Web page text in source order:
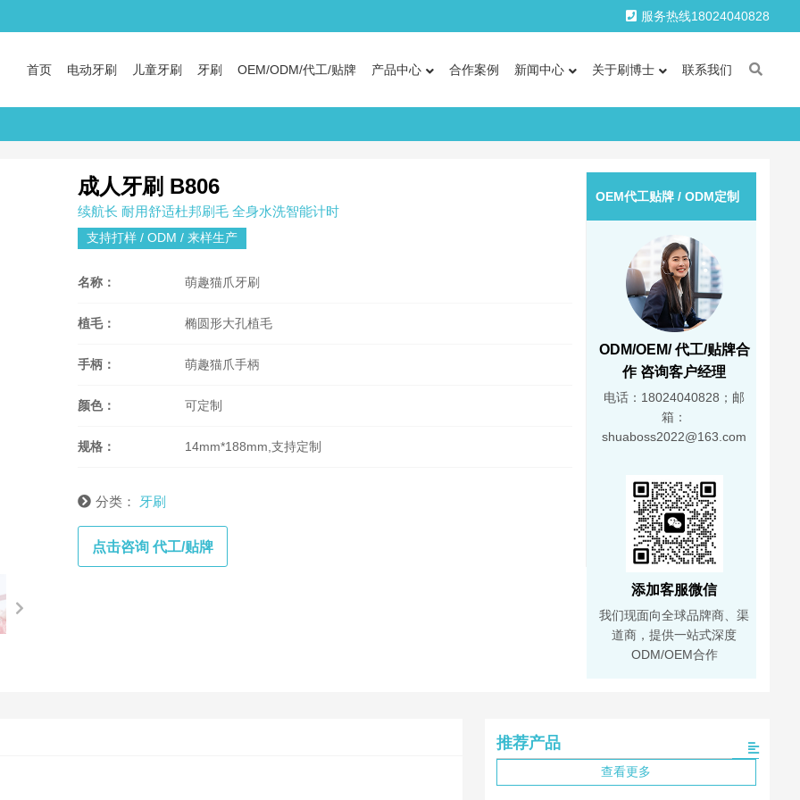
服务热线18024040828
首页 电动牙刷 儿童牙刷 牙刷 OEM/ODM/代工/贴牌 产品中心 合作案例 新闻中心 关于刷博士 联系我们
成人牙刷 B806
续航长 耐用舒适杜邦刷毛 全身水洗智能计时
支持打样 / ODM / 来样生产
名称： 萌趣猫爪牙刷
植毛： 椭圆形大孔植毛
手柄： 萌趣猫爪手柄
颜色： 可定制
规格： 14mm*188mm,支持定制
分类： 牙刷
点击咨询 代工/贴牌
OEM代工贴牌 / ODM定制
ODM/OEM/ 代工/贴牌合
作 咨询客户经理
电话：18024040828；邮
箱：
shuaboss2022@163.com
添加客服微信
我们现面向全球品牌商、渠
道商，提供一站式深度
ODM/OEM合作
推荐产品
查看更多